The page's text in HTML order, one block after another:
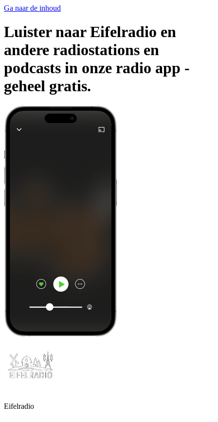
Ga naar de inhoud
Luister naar Eifelradio en
andere radiostations en
podcasts in onze radio app -
geheel gratis.
Eifelradio